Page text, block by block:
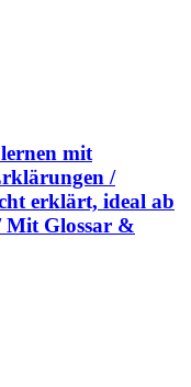
mit
/
erklärt, ideal ab
Mit Glossar &